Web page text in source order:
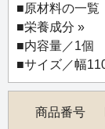
小麦粉と牛乳、
ンスは、甘さも
自社でひとつひ
茶と一緒にお召
■原材料の一覧
■栄養成分 »
■内容量／1個
■サイズ／幅
商品番号